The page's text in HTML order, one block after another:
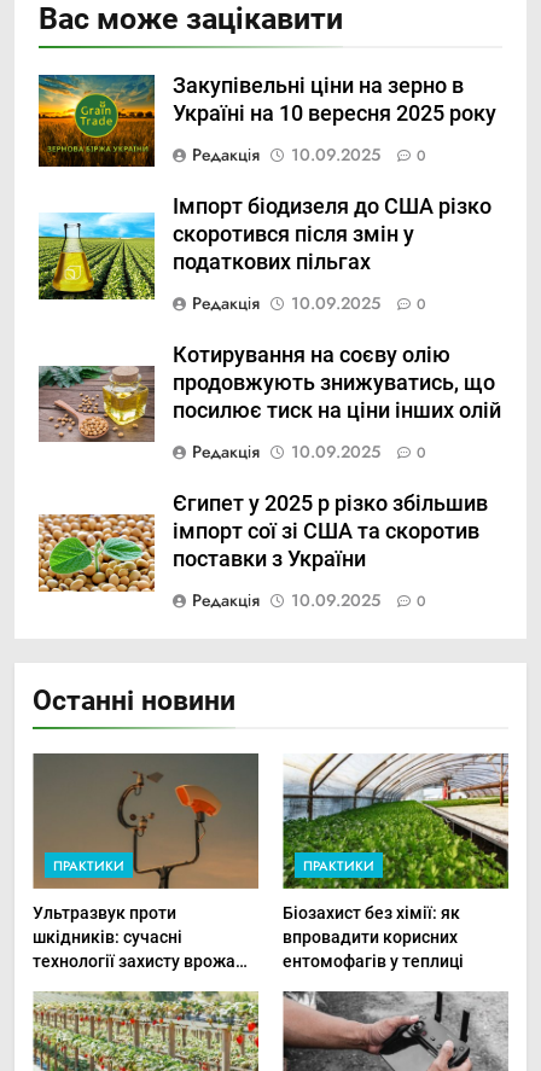
Вас може зацікавити
Закупівельні ціни на зерно в
Україні на 10 вересня 2025 року
Редакція
10.09.2025 0
Імпорт біодизеля до США різко
скоротився після змін у
податкових пільгах
Редакція
10.09.2025 0
Котирування на соєву олію
продовжують знижуватись, що
посилює тиск на ціни інших олій
Редакція
10.09.2025 0
Єгипет у 2025 р різко збільшив
імпорт сої зі США та скоротив
поставки з України
Редакція
10.09.2025 0
Останні новини
ПРАКТИКИ
Ультразвук проти
шкідників: сучасні
технології захисту врожаю
ПРАКТИКИ
Біозахист без хімії: як
впровадити корисних
ентомофагів у теплиці